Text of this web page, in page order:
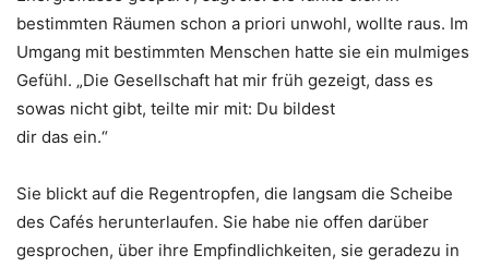
bestimmten Räumen schon a priori unwohl, wollte raus. Im
Umgang mit bestimmten Menschen hatte sie ein mulmiges
Gefühl. „Die Gesellschaft hat mir früh gezeigt, dass es
sowas nicht gibt, teilte mir mit: Du bildest
dir das ein.“
Sie blickt auf die Regentropfen, die langsam die Scheibe
des Cafés herunterlaufen. Sie habe nie offen darüber
gesprochen, über ihre Empfindlichkeiten, sie geradezu in